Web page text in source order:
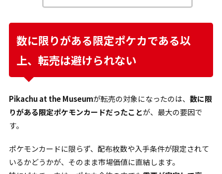
数に限りがある限定ポケカである以
上、転売は避けられない
Pikachu at the Museumが転売の対象になったのは、 数に限
りがある限定ポケモンカードだったことが、最大の要因で
す。
ポケモンカードに限らず、配布枚数や入手条件が限定されて
いるかどうかが、そのまま市場価値に直結します。